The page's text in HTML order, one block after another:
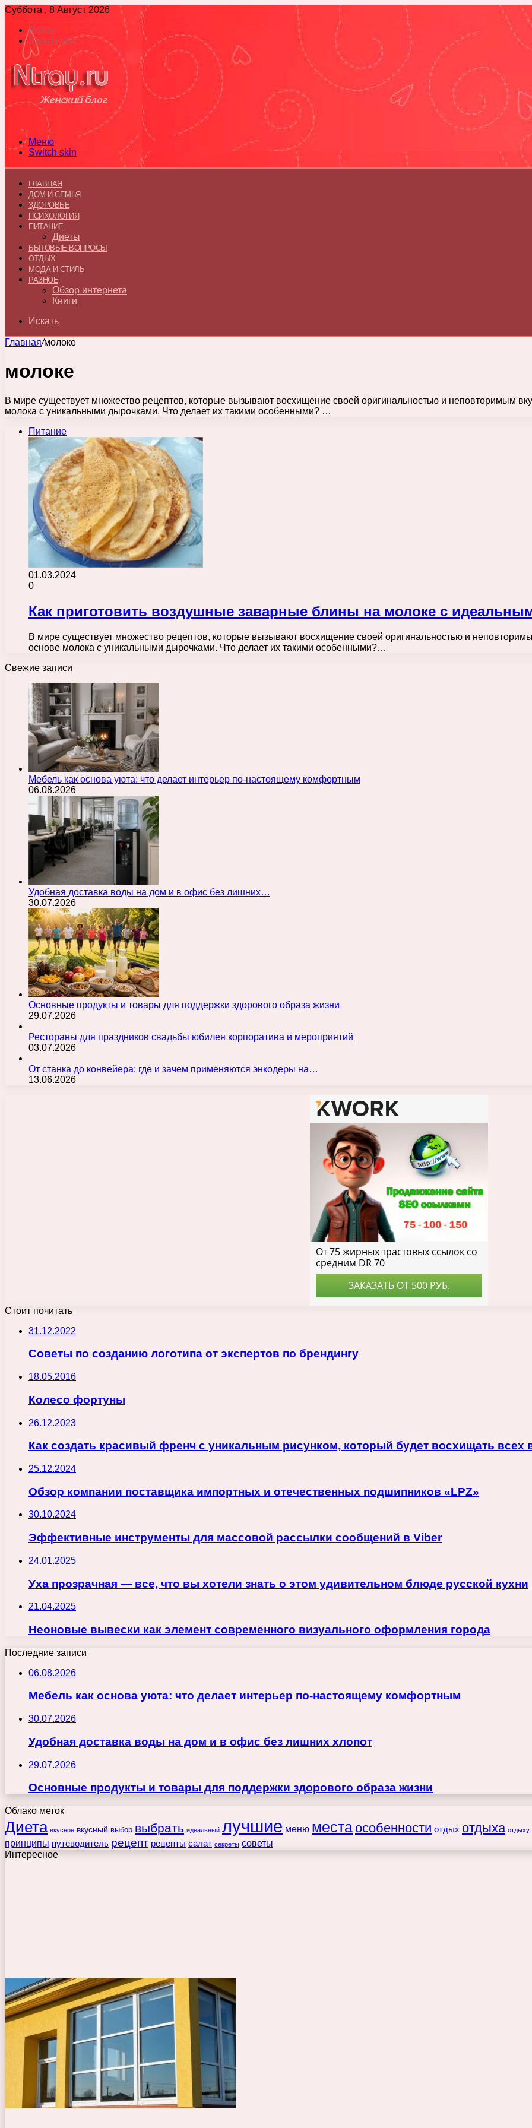
Суббота , 8 Август 2026
Войти
Switch skin
Меню
Switch skin
ГЛАВНАЯ
ДОМ И СЕМЬЯ
ЗДОРОВЬЕ
ПСИХОЛОГИЯ
ПИТАНИЕ
Диеты
БЫТОВЫЕ ВОПРОСЫ
ОТДЫХ
МОДА И СТИЛЬ
РАЗНОЕ
Обзор интернета
Книги
Искать
Главная/молоке
молоке
В мире существует множество рецептов, которые вызывают восхищение своей оригинальностью и неповторимым
молока с уникальными дырочками. Что делает их такими особенными? …
Питание
01.03.2024
0
Как приготовить воздушные заварные блины на молоке с
В мире существует множество рецептов, которые вызывают восхищение своей оригинальностью и
основе молока с уникальными дырочками. Что делает их такими особенными?…
Свежие записи
Мебель как основа уюта: что делает интерьер по-настоящему комфортным
06.08.2026
Удобная доставка воды на дом и в офис без лишних…
30.07.2026
Основные продукты и товары для поддержки здорового образа жизни
29.07.2026
Рестораны для праздников свадьбы юбилея корпоратива и мероприятий
03.07.2026
От станка до конвейера: где и зачем применяются энкодеры на…
13.06.2026
Стоит почитать
31.12.2022
Советы по созданию логотипа от экспертов по брендингу
18.05.2016
Колесо фортуны
26.12.2023
Как создать красивый френч с уникальным рисунком, который будет восхищать всех
25.12.2024
Обзор компании поставщика импортных и отечественных подшипников «LPZ»
30.10.2024
Эффективные инструменты для массовой рассылки сообщений в Viber
24.01.2025
Уха прозрачная — все, что вы хотели знать о этом удивительном блюде русской кухни
21.04.2025
Неоновые вывески как элемент современного визуального оформления города
Последние записи
06.08.2026
Мебель как основа уюта: что делает интерьер по-настоящему комфортным
30.07.2026
Удобная доставка воды на дом и в офис без лишних хлопот
29.07.2026
Основные продукты и товары для поддержки здорового образа жизни
Облако меток
Диета вкусное вкусный выбор выбрать идеальный лучшие меню места особенности отдых отдыха отдыху
принципы путеводитель рецепт рецепты салат секреты советы
Интересное